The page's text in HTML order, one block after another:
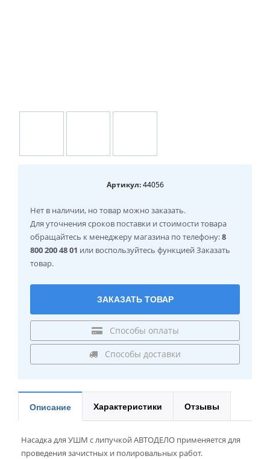
Артикул:44056
Нет в наличии, но товар можно заказать.
Для уточнения сроков поставки и стоимости товара
обращайтесь к менеджеру магазина по телефону:8
800 200 48 01 или воспользуйтесь функцией Заказать
товар.
ЗАКАЗАТЬ ТОВАР
Способы оплаты
Способы доставки
Описание Характеристики Отзывы
На­сад­ка для УШМ с ли­пуч­кой АВ­ТО­ДЕ­ЛО при­ме­ня­ет­ся для
про­ве­де­ния за­чист­ных и по­ли­ро­валь­ных ра­бот.